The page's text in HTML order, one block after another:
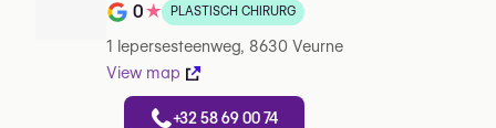
Note de 0 sur 5 sur Google
0★ PLASTISCH CHIRURG
1 Iepersesteenweg, 8630 Veurne
View map
+32 58 69 00 74